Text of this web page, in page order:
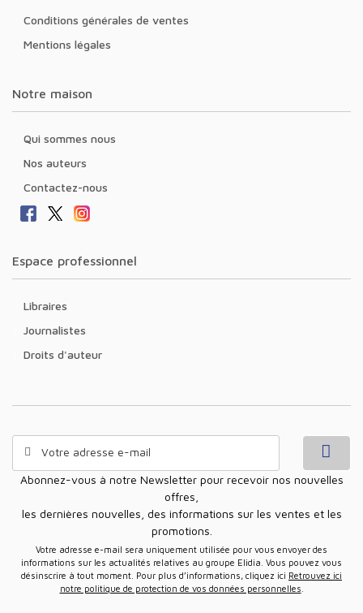
Conditions générales de ventes
Mentions légales
Notre maison
Qui sommes nous
Nos auteurs
Contactez-nous
Espace professionnel
Libraires
Journalistes
Droits d'auteur
Abonnez-vous à notre Newsletter pour recevoir nos nouvelles
offres,
les dernières nouvelles, des informations sur les ventes et les
promotions.
Votre adresse e-mail sera uniquement utilisée pour vous envoyer des
informations sur les actualités relatives au groupe Elidia. Vous pouvez vous
désinscrire à tout moment. Pour plus d’informations, cliquez ici Retrouvez ici
notre politique de protection de vos données personnelles